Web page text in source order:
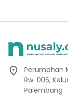
Perumahan
Rw. 005,
Palembang